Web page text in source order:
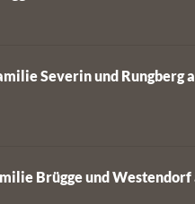
Severin und Rungberg
Brügge und Westendorf